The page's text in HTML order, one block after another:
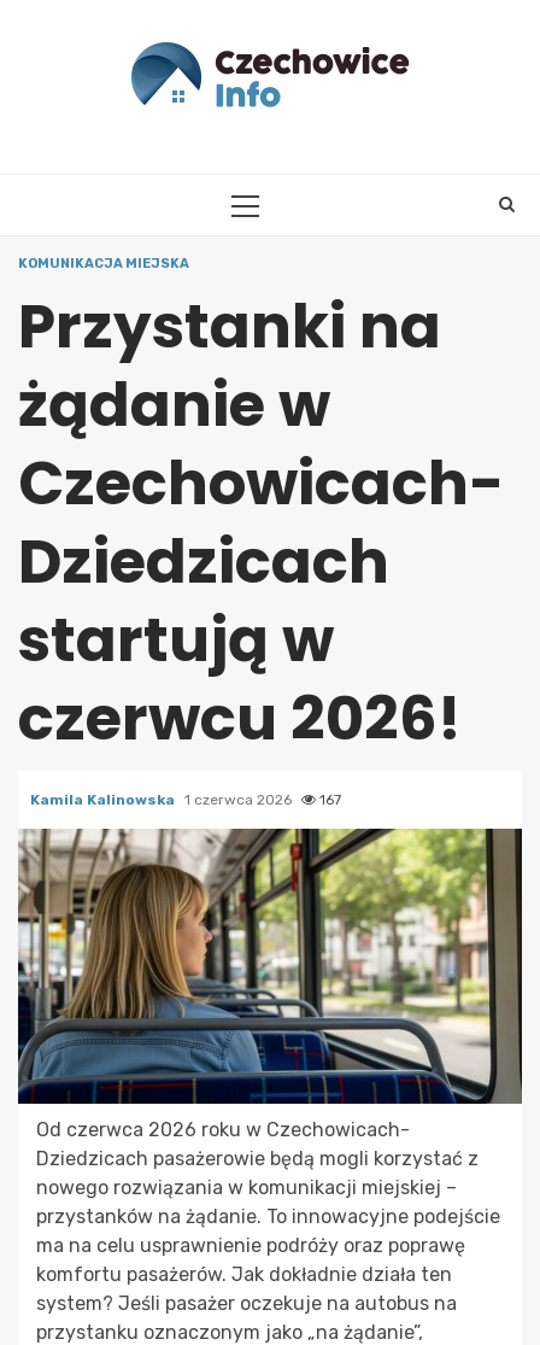
PRIMARY
KOMUNIKACJA MIEJSKA
Przystanki na
żądanie w
Czechowicach-
Dziedzicach
startują w
czerwcu 2026!
Kamila Kalinowska 1 czerwca 2026 167
Od czerwca 2026 roku w Czechowicach-
Dziedzicach pasażerowie będą mogli korzystać z
nowego rozwiązania w komunikacji miejskiej –
przystanków na żądanie. To innowacyjne podejście
ma na celu usprawnienie podróży oraz poprawę
komfortu pasażerów. Jak dokładnie działa ten
system? Jeśli pasażer oczekuje na autobus na
przystanku oznaczonym jako „na żądanie”,